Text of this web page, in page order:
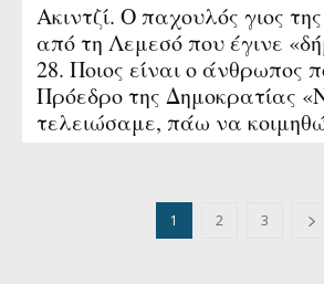
Ακιντζί. Ο παχουλός γιος
από τη Λεμεσό που έγινε
28. Ποιος είναι ο άνθρωπος
Πρόεδρο της Δημοκρατίας
τελειώσαμε, πάω να
1 2 3